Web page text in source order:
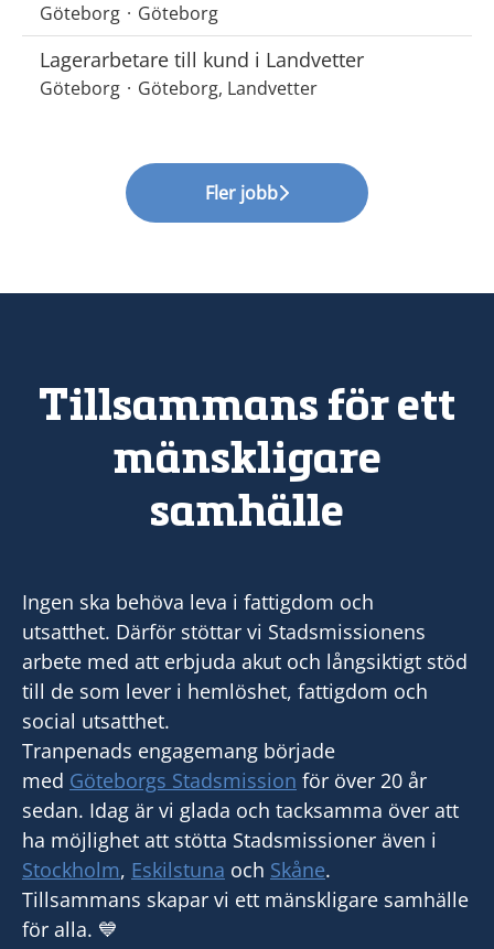
Göteborg · Göteborg
Lagerarbetare till kund i Landvetter
Göteborg · Göteborg, Landvetter
Fler jobb
Tillsammans för ett
mänskligare
samhälle
Ingen ska behöva leva i fattigdom och
utsatthet. Därför stöttar vi Stadsmissionens
arbete med att erbjuda akut och långsiktigt stöd
till de som lever i hemlöshet, fattigdom och
social utsatthet.
Tranpenads engagemang började
med Göteborgs Stadsmission för över 20 år
sedan. Idag är vi glada och tacksamma över att
ha möjlighet att stötta Stadsmissioner även i
Stockholm, Eskilstuna och Skåne.
Tillsammans skapar vi ett mänskligare samhälle
för alla. 💙